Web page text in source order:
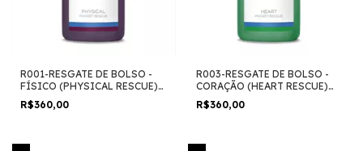
R001-RESGATE DE BOLSO -
FÍSICO (PHYSICAL RESCUE)
25ml
R$360,00
R003-RESGATE DE BOLSO -
CORAÇÃO (HEART RESCUE)
25ml
R$360,00